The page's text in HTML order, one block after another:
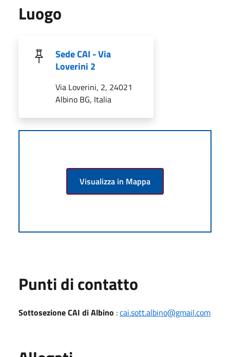
Luogo
Sede CAI - Via
Loverini 2
Via Loverini, 2, 24021
Albino BG, Italia
Visualizza in Mappa
Punti di contatto
Sottosezione CAI di Albino :cai.sott.albino@gmail.com